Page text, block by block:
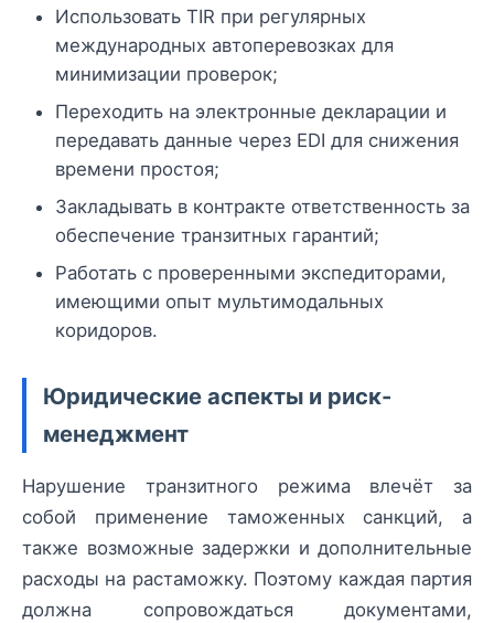
Использовать TIR при регулярных
международных автоперевозках для
минимизации проверок;
Переходить на электронные декларации и
передавать данные через EDI для снижения
времени простоя;
Закладывать в контракте ответственность за
обеспечение транзитных гарантий;
Работать с проверенными экспедиторами,
имеющими опыт мультимодальных
коридоров.
Юридические аспекты и риск-
менеджмент
Нарушение транзитного режима влечёт за
собой применение таможенных санкций, а
также возможные задержки и дополнительные
расходы на растаможку. Поэтому каждая партия
должна сопровождаться документами,